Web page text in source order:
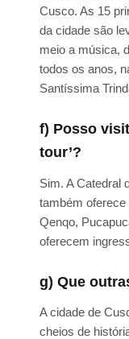
Cusco. As 15
da cidade são
meio a música,
todos os anos,
Santíssima
f) Posso
tour’?
Sim. A Catedral
também
Qenqo,
oferecem
g) Que
A cidade de
cheios de